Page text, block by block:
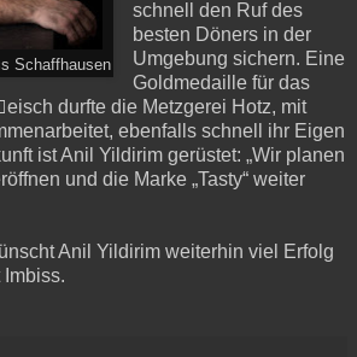
Schaffhausen
schnell den Ruf des
besten Döners in der
Umgebung sichern. Eine
Goldmedaille für das
durfte die Metzgerei Hotz, mit
ebenfalls schnell ihr Eigen
ist Anil Yildirim gerüstet: „Wir planen
und die Marke „Tasty“ weiter
Anil Yildirim weiterhin viel Erfolg
Imbiss.